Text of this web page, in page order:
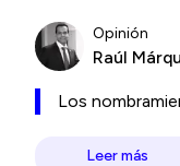
Opinión
Raúl
Los
Leer más